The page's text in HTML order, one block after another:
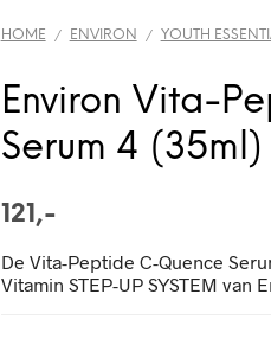
HOME / ENVIRON / YOUTH
Environ Vita-
Serum 4 (35ml)
121,-
De Vita-Peptide C-Quence
Vitamin STEP-UP SYSTEM van